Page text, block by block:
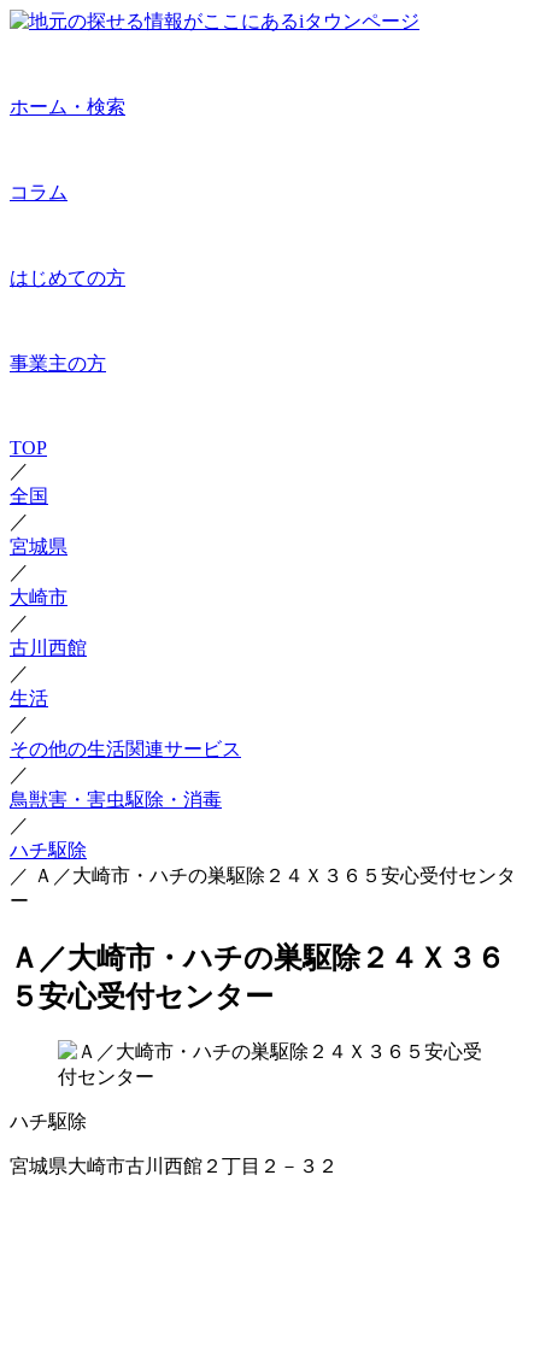
ホーム・検索
コラム
はじめての方
事業主の方
TOP
／
全国
／
宮城県
／
大崎市
／
古川西館
／
生活
／
その他の生活関連サービス
／
鳥獣害・害虫駆除・消毒
／
ハチ駆除
／ Ａ／大崎市・ハチの巣駆除２４Ｘ３６５安心受付センタ
ー
Ａ／大崎市・ハチの巣駆除２４Ｘ３６
５安心受付センター
ハチ駆除
宮城県大崎市古川西館２丁目２－３２